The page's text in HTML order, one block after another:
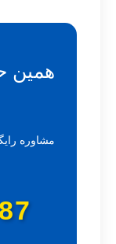
همین
مشاوره